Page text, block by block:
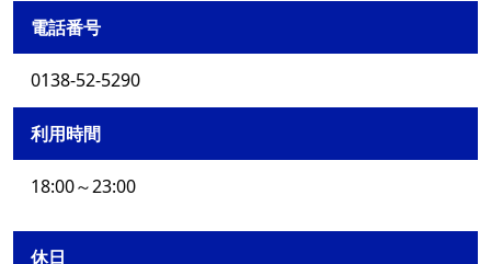
電話番号
0138-52-5290
利用時間
18:00～23:00
休日